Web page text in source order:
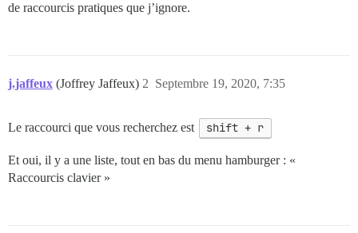
de raccourcis pratiques que j’ignore.
j.jaffeux (Joffrey Jaffeux) Septembre 19, 2020, 7:35
2
Le raccourci que vous recherchez est shift + r
Et oui, il y a une liste, tout en bas du menu hamburger : «
Raccourcis clavier »